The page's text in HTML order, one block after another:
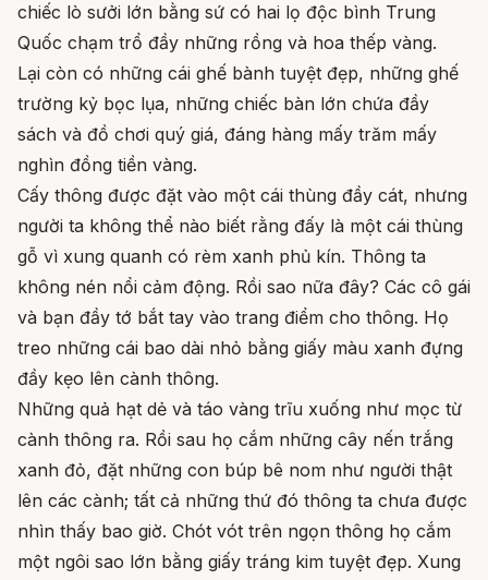
chiếc lò sưởi lớn bằng sứ có hai lọ độc bình Trung
Quốc chạm trổ đầy những rồng và hoa thếp vàng.
Lại còn có những cái ghế bành tuyệt đẹp, những ghế
trường kỷ bọc lụa, những chiếc bàn lớn chứa đầy
sách và đồ chơi quý giá, đáng hàng mấy trăm mấy
nghìn đồng tiền vàng.
Cấy thông được đặt vào một cái thùng đầy cát, nhưng
người ta không thể nào biết rằng đấy là một cái thùng
gỗ vì xung quanh có rèm xanh phủ kín. Thông ta
không nén nổi cảm động. Rồi sao nữa đây? Các cô gái
và bạn đầy tớ bắt tay vào trang điểm cho thông. Họ
treo những cái bao dài nhỏ bằng giấy màu xanh đựng
đầy kẹo lên cành thông.
Những quả hạt dẻ và táo vàng trĩu xuống như mọc từ
cành thông ra. Rồi sau họ cắm những cây nến trắng
xanh đỏ, đặt những con búp bê nom như người thật
lên các cành; tất cả những thứ đó thông ta chưa được
nhìn thấy bao giờ. Chót vót trên ngọn thông họ cắm
một ngôi sao lớn bằng giấy tráng kim tuyệt đẹp. Xung